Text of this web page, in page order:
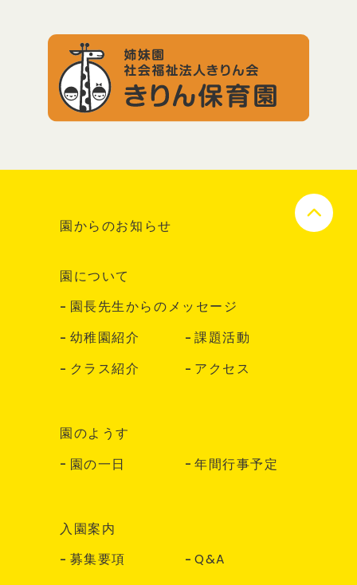
園からのお知らせ
園について
園長先生からのメッセージ
幼稚園紹介
課題活動
クラス紹介
アクセス
園のようす
園の一日
年間行事予定
入園案内
募集要項
Q&A